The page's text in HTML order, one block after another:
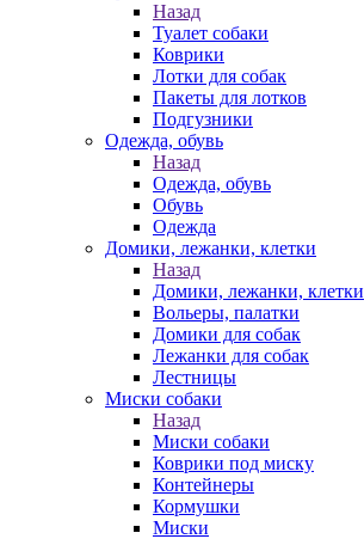
Назад
Туалет собаки
Коврики
Лотки для собак
Пакеты для лотков
Подгузники
Одежда, обувь
Назад
Одежда, обувь
Обувь
Одежда
Домики, лежанки, клетки
Назад
Домики, лежанки, клетки
Вольеры, палатки
Домики для собак
Лежанки для собак
Лестницы
Миски собаки
Назад
Миски собаки
Коврики под миску
Контейнеры
Кормушки
Миски